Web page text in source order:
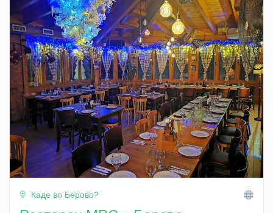
Каде во Берово?